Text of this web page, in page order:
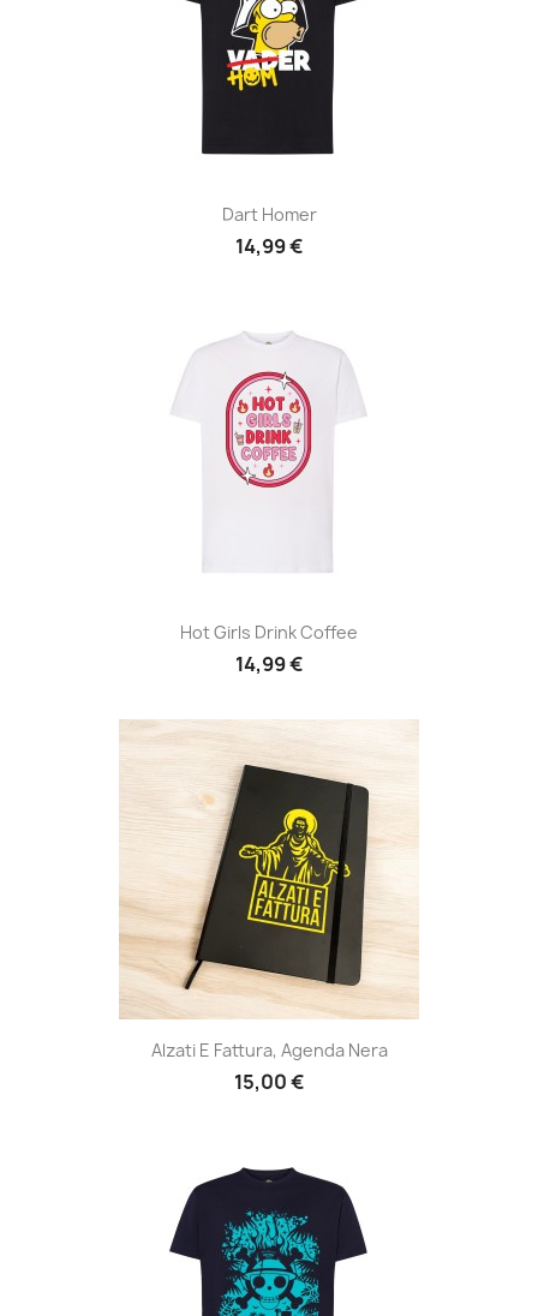
Dart Homer
14,99 €
Hot Girls Drink Coffee
14,99 €
Alzati E Fattura, Agenda Nera
15,00 €